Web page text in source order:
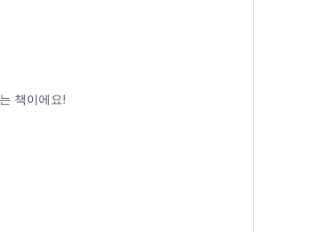
책이에요!